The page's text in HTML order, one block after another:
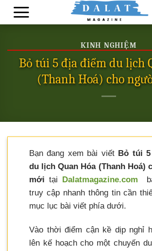
Skip
KINH NGHIỆM
Bỏ túi 5 địa điểm du lịch
(Thanh Hoá) cho
Bạn đang xem bài viết Bỏ túi
du lịch Quan Hóa (Thanh Hoá)
mới tại Dalatmagazine.com
truy cập nhanh thông tin cần
mục lục bài viết phía dưới.
Vào thời điểm cận kề dịp nghỉ
lên kế hoạch cho một chuyến